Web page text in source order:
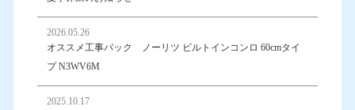
2026.05.26
オススメ工事パック ノーリツ ビルトインコンロ 60cmタイ
プ N3WV6M
2025.10.17